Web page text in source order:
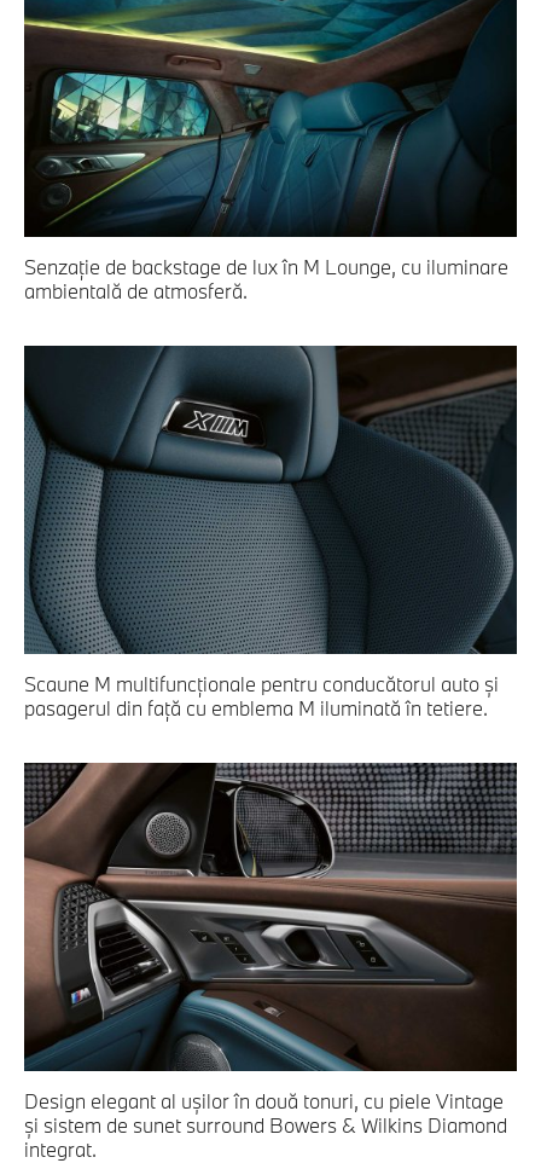
Senzaţie de backstage de lux în M Lounge, cu iluminare
ambientală de atmosferă.
Scaune M multifuncţionale pentru conducătorul auto şi
pasagerul din faţă cu emblema M iluminată în tetiere.
Design elegant al uşilor în două tonuri, cu piele Vintage
şi sistem de sunet surround Bowers & Wilkins Diamond
integrat.